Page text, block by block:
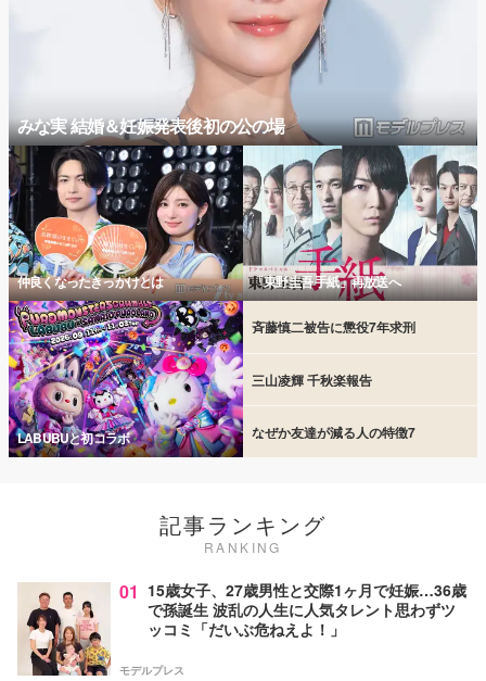
みな実 結婚＆妊娠発表後初の公の場
仲良くなったきっかけとは 「東野圭吾 手紙」再放送へ
LABUBUと初コラボ
斉藤慎二被告に懲役7年求刑
三山凌輝 千秋楽報告
なぜか友達が減る人の特徴7
記事ランキング
RANKING
01 15歳女子、27歳男性と交際1ヶ月で妊娠…36歳
で孫誕生 波乱の人生に人気タレント思わずツ
ッコミ「だいぶ危ねえよ！」
モデルプレス